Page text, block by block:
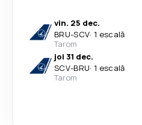
vin. 25 dec.
BRU-SCV· 1 escală
Tarom
joi 31 dec.
SCV-BRU· 1 escală
Tarom